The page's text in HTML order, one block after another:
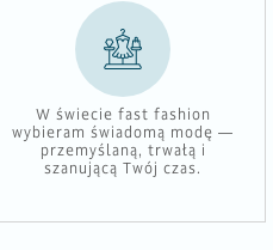
W świecie fast fashion
wybieram świadomą modę —
przemyślaną, trwałą i
szanującą Twój czas.